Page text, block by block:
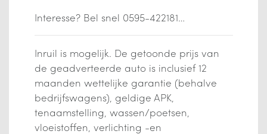
Interesse? Bel snel 0595-422181…
Inruil is mogelijk. De getoonde prijs van
de geadverteerde auto is inclusief 12
maanden wettelijke garantie (behalve
bedrijfswagens), geldige APK,
tenaamstelling, wassen/poetsen,
vloeistoffen, verlichting -en